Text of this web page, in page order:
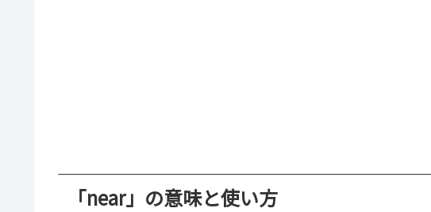
「near」の意味と使い方